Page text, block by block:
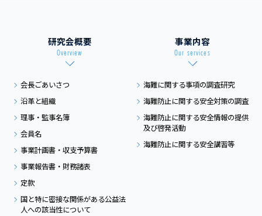
研究会概要
Overview
会長ごあいさつ
沿革と組織
理事・監事名簿
会員名
事業計画書・収支予算書
事業報告書・財務諸表
定款
国と特に密接な関係がある公益法
人への該当性について
事業内容
Our services
海難に関する事項の調査研究
海難防止に関する安全対策の調査
海難防止に関する安全情報の提供
及び啓発活動
海難防止に関する安全講習等